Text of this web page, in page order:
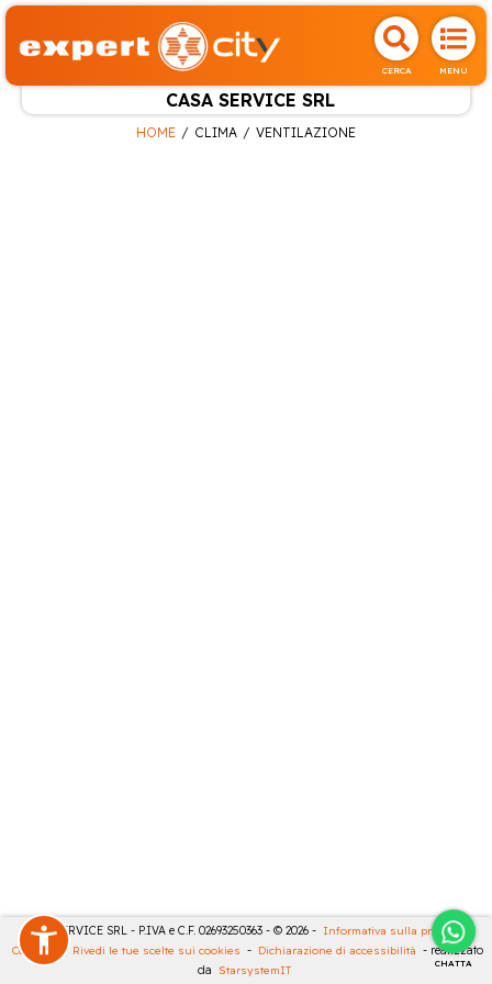
CERCA MENU
CASA SERVICE SRL
CHATTA
HOME CLIMA VENTILAZIONE
CASA SERVICE SRL - P.IVA e C.F. 02693250363 - © 2026 - Informativa sulla privacy -
Cookies
- Rivedi le tue scelte sui cookies - Dichiarazione di accessibilità - realizzato
da StarsystemIT